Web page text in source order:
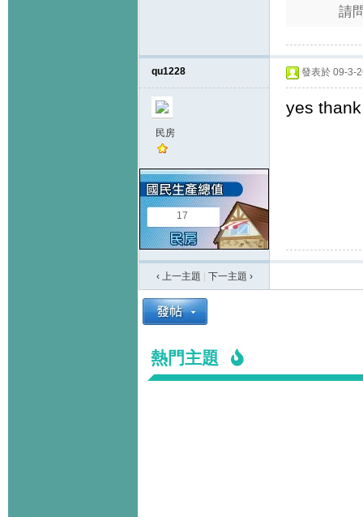
請
qu1228
民房
17
發表於 09-3-
yes
‹ 上一主題 下一主題 ›
熱門主題